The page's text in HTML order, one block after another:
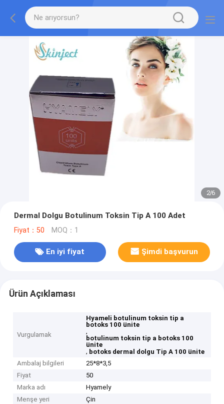
2/6
Dermal Dolgu Botulinum Toksin Tip A 100 Adet
Fiyat：50 MOQ：1
En iyi fiyat Şimdi başvurun
Ürün Açıklaması
Vurgulamak
Hyameli botulinum toksin tip a
botoks 100 ünite
,
botulinum toksin tip a botoks 100
ünite
, botoks dermal dolgu Tip A 100 ünite
Ambalaj bilgileri
25*8*3,5
Fiyat
50
Marka adı
Hyamely
Menşe yeri
Çin